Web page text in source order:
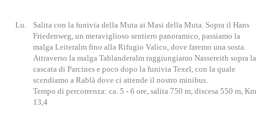
Lu.
Salita con la funivia della Muta ai Masi della Muta. Sopra il Hans
Friedenweg, un meraviglioso sentiero panoramico, passiamo la
malga Leiteralm fino alla Rifugio Valico, dove faremo una sosta.
Attraverso la malga Tablanderalm raggiungiamo Nassereith sopra la
cascata di Parcines e poco dopo la funivia Texel, con la quale
scendiamo a Rablà dove ci attende il nostro minibus.
Tempo di percorrenza: ca. 5 - 6 ore, salita 750 m, discesa 550 m, Km
13,4